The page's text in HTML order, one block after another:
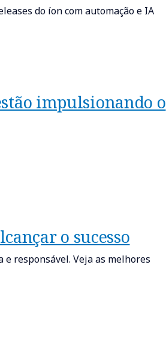
do íon com automação e IA
impulsionando o
o sucesso
responsável. Veja as melhores